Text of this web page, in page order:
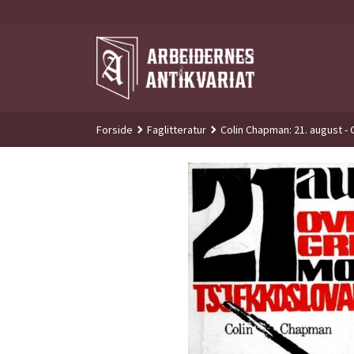
Forside Faglitteratur Colin Chapman: 21. august